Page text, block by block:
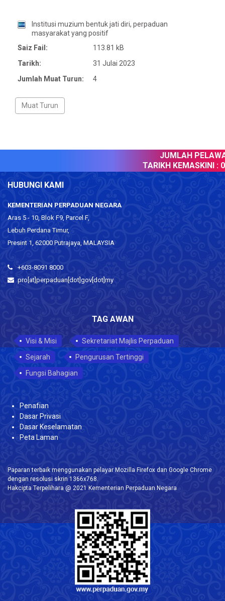
Institusi muzium bentuk jati diri, perpaduan
masyarakat yang positif
Saiz Fail:
113.81 kB
Tarikh:
31 Julai 2023
Jumlah Muat Turun:
4
JUMLAH
TARIKH KEMASKINI :
HUBUNGI KAMI
KEMENTERIAN PERPADUAN NEGARA
Aras 5 - 10, Blok F9, Parcel F,
Lebuh Perdana Timur,
Presint 1, 62000 Putrajaya, MALAYSIA
+603-8091 8000
pro[at]perpaduan[dot]gov[dot]my
TAG AWAN
Visi & Misi
Sekretariat Majlis Perpaduan
Sejarah
Pengurusan Tertinggi
Fungsi Bahagian
Penafian
Dasar Privasi
Dasar Keselamatan
Peta Laman
Paparan terbaik menggunakan pelayar Mozilla Firefox dan Google Chrome
dengan resolusi skrin 1366x768.
Hakcipta Terpelihara @ 2021 Kementerian Perpaduan Negara